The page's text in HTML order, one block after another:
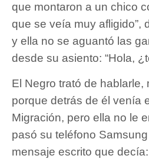
que montaron a un chico
que se veía muy afligido”,
y ella no se aguantó las
desde su asiento: “Hola,
El Negro trató de
porque detrás de él venía
Migración, pero ella no le
pasó su teléfono
mensaje escrito que